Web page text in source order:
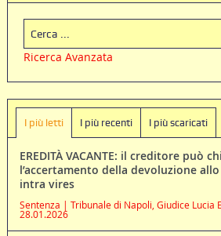
Ricerca Avanzata
I più letti I più recenti I più scaricati
EREDITÀ VACANTE: il creditore può
l’accertamento della devoluzione
intra vires
Sentenza | Tribunale di Napoli, Giudice Lucia
28.01.2026